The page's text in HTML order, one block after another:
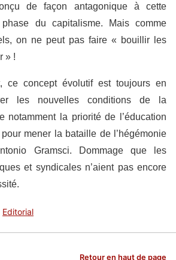
de façon antagonique à cette
du capitalisme. Mais comme
on ne peut pas faire « bouillir les
» !
ce concept évolutif est toujours en
les nouvelles conditions de la
notamment la priorité de l’éducation
mener la bataille de l’hégémonie
Gramsci. Dommage que les
et syndicales n’aient pas encore
Editorial
Retour en haut de page